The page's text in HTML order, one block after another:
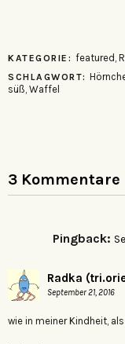
KATEGORIE: featured ,
SCHLAGWORT:
süß, Waffel
3 Kommentare
Pingback:
Radka
September 21, 2016
wie in meiner Kindheit,